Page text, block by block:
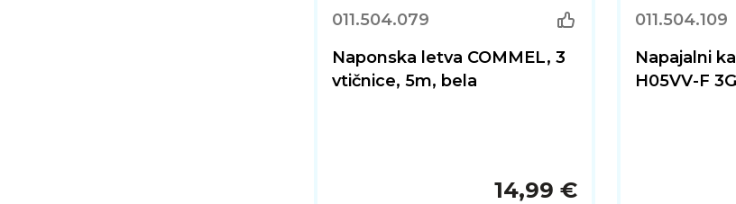
011.504.079
Naponska letva COMMEL, 3
vtičnice, 5m, bela
14,99 €
011.504.109
Napajalni
H05VV-F